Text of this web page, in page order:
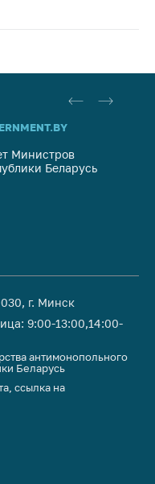
Министров
Беларусь
г. Минск
9:00-13:00,14:00-
антимонопольного
Беларусь
ссылка на